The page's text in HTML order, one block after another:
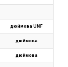
дюймова UNF
дюймова
дюймова